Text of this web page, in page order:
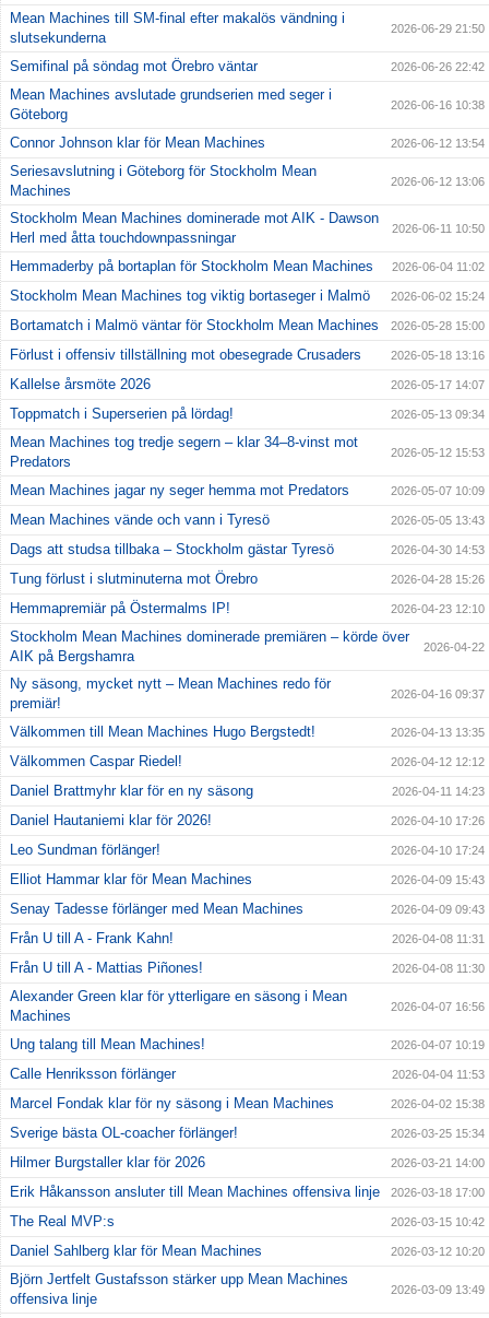
Mean Machines till SM-final efter makalös vändning i
slutsekunderna
2026-06-29 21:50
Semifinal på söndag mot Örebro väntar 2026-06-26 22:42
Mean Machines avslutade grundserien med seger i
Göteborg
2026-06-16 10:38
Connor Johnson klar för Mean Machines 2026-06-12 13:54
Seriesavslutning i Göteborg för Stockholm Mean
Machines
2026-06-12 13:06
Stockholm Mean Machines dominerade mot AIK - Dawson
Herl med åtta touchdownpassningar
2026-06-11 10:50
Hemmaderby på bortaplan för Stockholm Mean Machines 2026-06-04 11:02
Stockholm Mean Machines tog viktig bortaseger i Malmö 2026-06-02 15:24
Bortamatch i Malmö väntar för Stockholm Mean Machines 2026-05-28 15:00
Förlust i offensiv tillställning mot obesegrade Crusaders 2026-05-18 13:16
Kallelse årsmöte 2026 2026-05-17 14:07
Toppmatch i Superserien på lördag! 2026-05-13 09:34
Mean Machines tog tredje segern – klar 34–8-vinst mot
Predators
2026-05-12 15:53
Mean Machines jagar ny seger hemma mot Predators 2026-05-07 10:09
Mean Machines vände och vann i Tyresö 2026-05-05 13:43
Dags att studsa tillbaka – Stockholm gästar Tyresö 2026-04-30 14:53
Tung förlust i slutminuterna mot Örebro 2026-04-28 15:26
Hemmapremiär på Östermalms IP! 2026-04-23 12:10
Stockholm Mean Machines dominerade premiären – körde över
AIK på Bergshamra
2026-04-22
Ny säsong, mycket nytt – Mean Machines redo för
premiär!
2026-04-16 09:37
Välkommen till Mean Machines Hugo Bergstedt! 2026-04-13 13:35
Välkommen Caspar Riedel! 2026-04-12 12:12
Daniel Brattmyhr klar för en ny säsong 2026-04-11 14:23
Daniel Hautaniemi klar för 2026! 2026-04-10 17:26
Leo Sundman förlänger! 2026-04-10 17:24
Elliot Hammar klar för Mean Machines 2026-04-09 15:43
Senay Tadesse förlänger med Mean Machines 2026-04-09 09:43
Från U till A - Frank Kahn! 2026-04-08 11:31
Från U till A - Mattias Piñones! 2026-04-08 11:30
Alexander Green klar för ytterligare en säsong i Mean
Machines
2026-04-07 16:56
Ung talang till Mean Machines! 2026-04-07 10:19
Calle Henriksson förlänger 2026-04-04 11:53
Marcel Fondak klar för ny säsong i Mean Machines 2026-04-02 15:38
Sverige bästa OL-coacher förlänger! 2026-03-25 15:34
Hilmer Burgstaller klar för 2026 2026-03-21 14:00
Erik Håkansson ansluter till Mean Machines offensiva linje 2026-03-18 17:00
The Real MVP:s 2026-03-15 10:42
Daniel Sahlberg klar för Mean Machines 2026-03-12 10:20
Björn Jertfelt Gustafsson stärker upp Mean Machines
offensiva linje
2026-03-09 13:49